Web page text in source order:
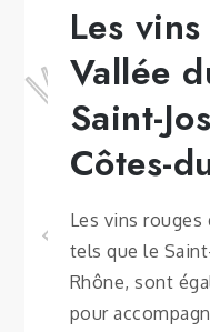
Les
Vallée
Saint-
Côtes-
Les vins rouges
tels que le
Rhône, sont
pour